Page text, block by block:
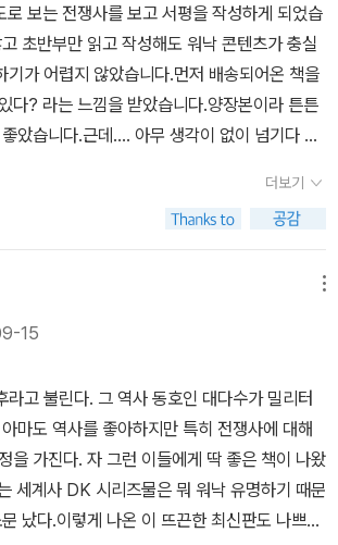
보는 전쟁사를 보고 서평을 작성하게 되었습
초반부만 읽고 작성해도 워낙 콘텐츠가 충실
기가 어렵지 않았습니다.먼저 배송되어온 책을
다? 라는 느낌을 받았습니다.양장본이라 튼튼
았습니다.근데.... 아무 생각이 없이 넘기다 손
지형 그리고 군 배치를 보여주는 지도에 있습
그 당시 전투가 왜 벌어졌는지 그리고 전투후
게 되었는지의 서술이 있습니다.전쟁상황도에
와 부대기호들이 있고 전투순서에 따라 부연설
모든 상황을 파악하기는 어려울 수 있지만 차
고 시간대로 따라가면 이해가 잘 됩니다.또 중
삽입해놓아 그림 감상도 하는 효과가 있습니
올라타 전투를 벌이는 그림인데 풀페이지에
때 있어 비용을 아끼지 않았다는 것을 알 수 있
서 인상깊었던 것은 몇 개의 전투가 있습니다.
카데시 전투는 소설 람세스에서도 묘사되었습
단이 위치가 어떻게 변하였는지 히타이트군과
더보기
15
라고 불린다. 그 역사 동호인 대다수가 밀리터
마도 역사를 좋아하지만 특히 전쟁사에 대해
을 가진다. ​자 그런 이들에게 딱 좋은 책이 나왔
세계사 DK 시리즈물은 뭐 워낙 유명하기 때문
났다.이렇게 나온 이 뜨끈한 최신판도 나쁘지